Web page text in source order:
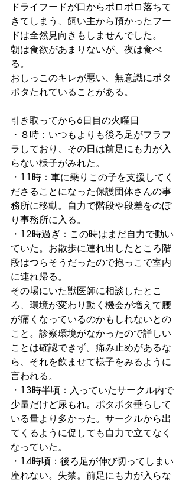
ドライフードが口からポロポロ落ちて
きてしまう、飼い主から預かったフー
ドは全然見向きもしませんでした。
朝は食欲があまりないが、夜は食べ
る。
おしっこのキレが悪い、無意識にポタ
ポタたれていることがある。
引き取ってから6日目の火曜日
・８時：いつもよりも後ろ足がフラフ
ラしており、その日は前足にも力が入
らない様子がみれた。
・11時：車に乗りこの子を支援してく
ださることになった保護団体さんの事
務所に移動。自力で階段や段差をのぼ
り事務所に入る。
・12時過ぎ：この時はまだ自力で動い
ていた。お散歩に連れ出したところ階
段はつらそうだったので抱っこで室内
に連れ帰る。
その場にいた獣医師に相談したとこ
ろ、環境が変わり動く機会が増えて腰
が痛くなっているのかもしれないとの
こと。診察環境がなかったので詳しい
ことは確認できず。痛み止めがあるな
ら、それを飲ませて様子をみるように
言われる。
・13時半頃：入っていたサークル内で
少量だけど尿もれ。ポタポタ垂らして
いる量より多かった。サークルから出
てくるように促しても自力で立てなく
なっていた。
・14時頃：後ろ足が伸び切ってしまい
座れない。失禁。前足にも力が入らな